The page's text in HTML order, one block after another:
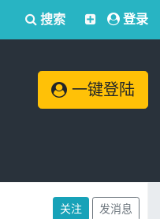
搜索 登录
一键登陆
关注 发消息